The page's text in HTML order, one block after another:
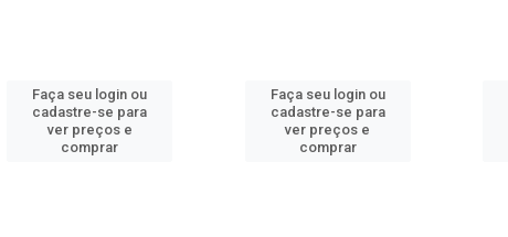
Faça seu login ou
cadastre-se para
ver preços e
comprar
Faça seu login ou
cadastre-se para
ver preços e
comprar